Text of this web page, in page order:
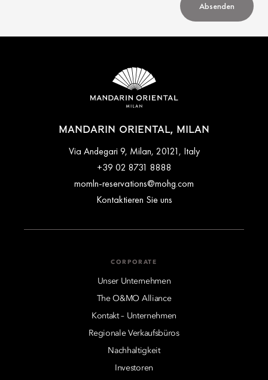
Absenden
MANDARIN ORIENTAL, MILAN
Via Andegari 9, Milan, 20121, Italy
+39 02 8731 8888
momln-reservations@mohg.com
Kontaktieren Sie uns
CORPORATE
Unser Unternehmen
The O&MO Alliance
Kontakt – Unternehmen
Regionale Verkaufsbüros
Nachhaltigkeit
Investoren